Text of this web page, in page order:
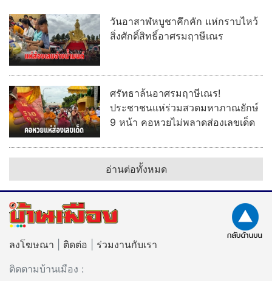
วันอาสาฬหบูชาคึกคัก แห่กราบไหว้
สิ่งศักดิ์สิทธิ์อาศรมฤาษีเณร
ศรัทธาล้นอาศรมฤาษีเณร!
ประชาชนแห่ร่วมสวดมหาภาณยักษ์
9 หน้า คอหวยไม่พลาดส่องเลขเด็ด
อ่านต่อทั้งหมด
ลงโฆษณา ติดต่อ
ร่วมงานกับเรา
ติดตามบ้านเมือง :